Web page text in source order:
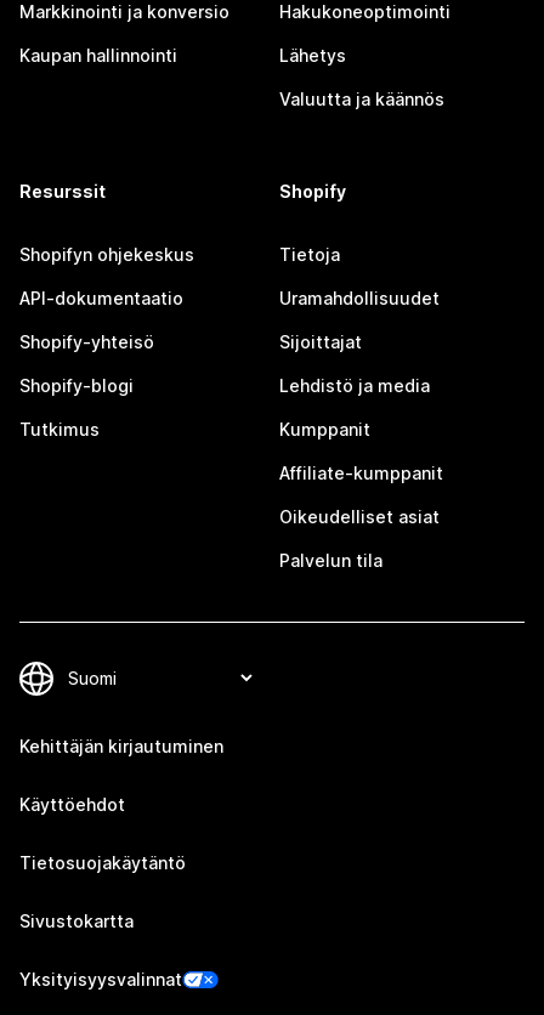
Markkinointi ja konversio
Kaupan hallinnointi
Hakukoneoptimointi
Lähetys
Valuutta ja käännös
Resurssit
Shopifyn ohjekeskus
API-dokumentaatio
Shopify-yhteisö
Shopify-blogi
Tutkimus
Shopify
Tietoja
Uramahdollisuudet
Sijoittajat
Lehdistö ja media
Kumppanit
Affiliate-kumppanit
Oikeudelliset asiat
Palvelun tila
Kehittäjän kirjautuminen
Käyttöehdot
Tietosuojakäytäntö
Sivustokartta
Yksityisyysvalinnat